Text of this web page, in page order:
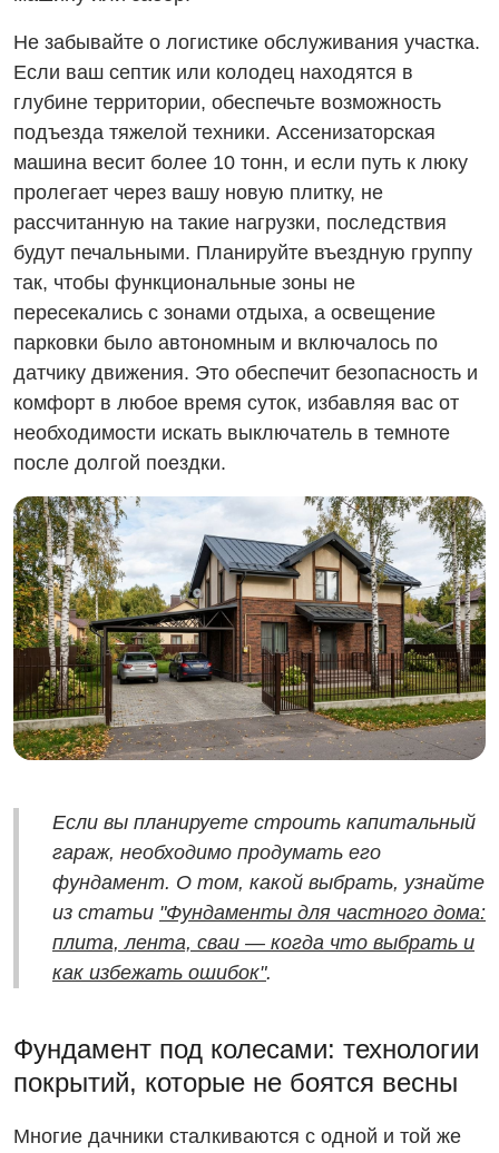
Не забывайте о логистике обслуживания участка.
Если ваш септик или колодец находятся в
глубине территории, обеспечьте возможность
подъезда тяжелой техники. Ассенизаторская
машина весит более 10 тонн, и если путь к люку
пролегает через вашу новую плитку, не
рассчитанную на такие нагрузки, последствия
будут печальными. Планируйте въездную группу
так, чтобы функциональные зоны не
пересекались с зонами отдыха, а освещение
парковки было автономным и включалось по
датчику движения. Это обеспечит безопасность и
комфорт в любое время суток, избавляя вас от
необходимости искать выключатель в темноте
после долгой поездки.
Если вы планируете строить капитальный
гараж, необходимо продумать его
фундамент. О том, какой выбрать, узнайте
из статьи "Фундаменты для частного дома:
плита, лента, сваи — когда что выбрать и
как избежать ошибок".
Фундамент под колесами: технологии
покрытий, которые не боятся весны
Многие дачники сталкиваются с одной и той же